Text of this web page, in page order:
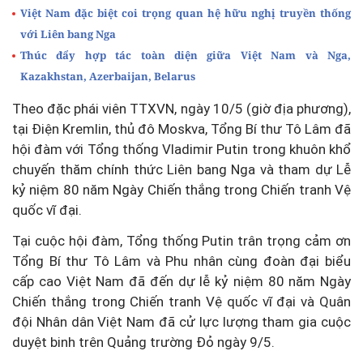
Việt Nam đặc biệt coi trọng quan hệ hữu nghị truyền thống
với Liên bang Nga
Thúc đẩy hợp tác toàn diện giữa Việt Nam và Nga,
Kazakhstan, Azerbaijan, Belarus
Theo đặc phái viên TTXVN, ngày 10/5 (giờ địa phương),
tại Điện Kremlin, thủ đô Moskva, Tổng Bí thư Tô Lâm đã
hội đàm với Tổng thống Vladimir Putin trong khuôn khổ
chuyến thăm chính thức Liên bang Nga và tham dự Lễ
kỷ niệm 80 năm Ngày Chiến thắng trong Chiến tranh Vệ
quốc vĩ đại.
Tại cuộc hội đàm, Tổng thống Putin trân trọng cảm ơn
Tổng Bí thư Tô Lâm và Phu nhân cùng đoàn đại biểu
cấp cao Việt Nam đã đến dự lễ kỷ niệm 80 năm Ngày
Chiến thắng trong Chiến tranh Vệ quốc vĩ đại và Quân
đội Nhân dân Việt Nam đã cử lực lượng tham gia cuộc
duyệt binh trên Quảng trường Đỏ ngày 9/5.